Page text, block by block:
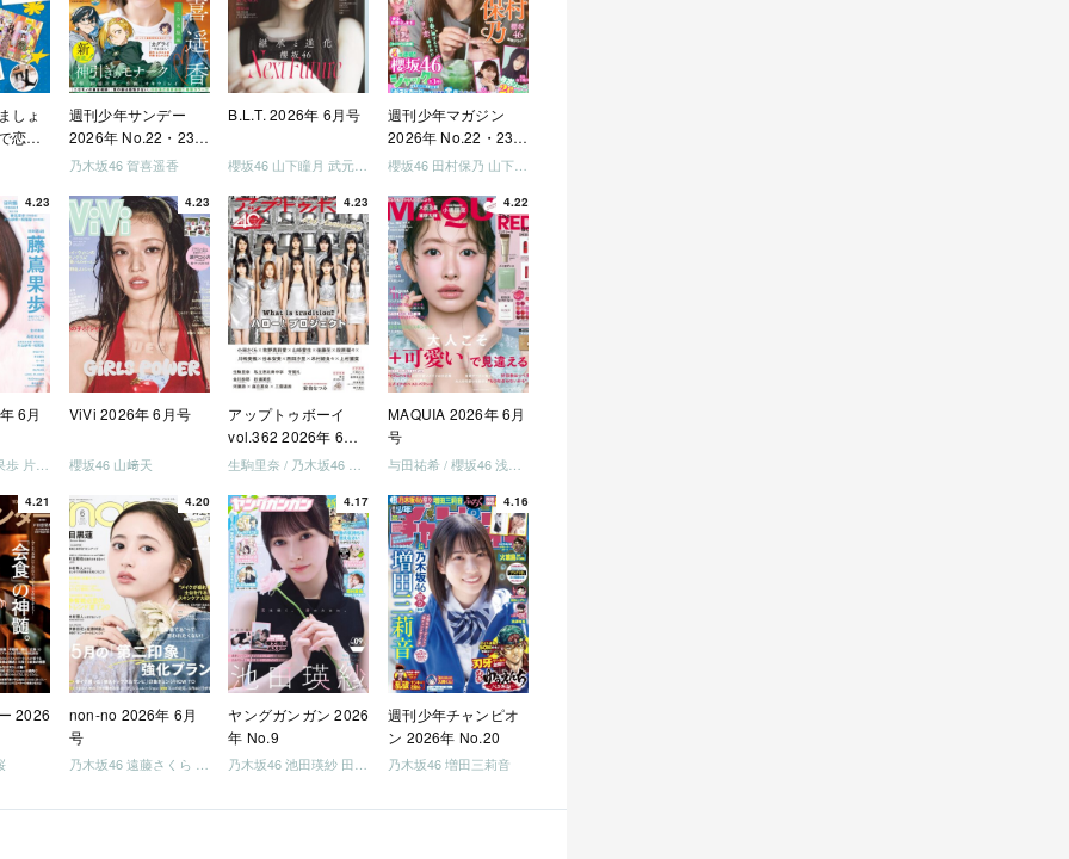
しょ
恋し
ご褒
ょ
リー
」
祝い
ray]
週刊少年サンデー
2026年 No.22・23
合併号
乃木坂46 賀喜遥香
B.L.T. 2026年 6月号
週刊少年マガジン
2026年 No.22・23
合併号
4.23
6月
4.23
ViVi 2026年 6月号
櫻坂46 山﨑天
4.23
アップトゥボーイ
vol.362 2026年 6月
号
4.22
MAQUIA 2026年 6月
号
4.21
2026
4.20
non-no 2026年 6月
号
4.17
ヤングガンガン 2026
年 No.9
4.16
週刊少年チャンピオ
ン 2026年 No.20
乃木坂46 増田三莉音